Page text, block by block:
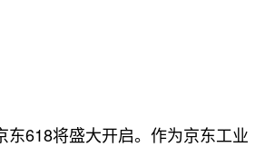
东618将盛大开启。作为京东工业